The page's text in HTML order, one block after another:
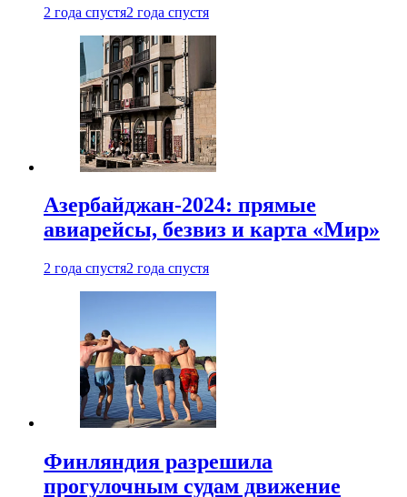
2 года спустя2 года спустя
Азербайджан-2024: прямые
авиарейсы, безвиз и карта «Мир»
2 года спустя2 года спустя
Финляндия разрешила
прогулочным судам движение